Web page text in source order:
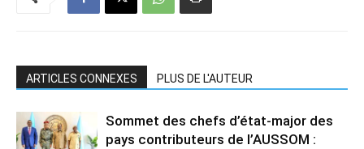
ARTICLES CONNEXES PLUS DE L'AUTEUR
Sommet des chefs d’état-major des
pays contributeurs de l’AUSSOM :